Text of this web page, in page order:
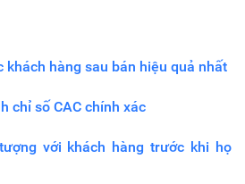
khách hàng sau bán hiệu quả nhất
chỉ số CAC chính xác
với khách hàng trước khi họ